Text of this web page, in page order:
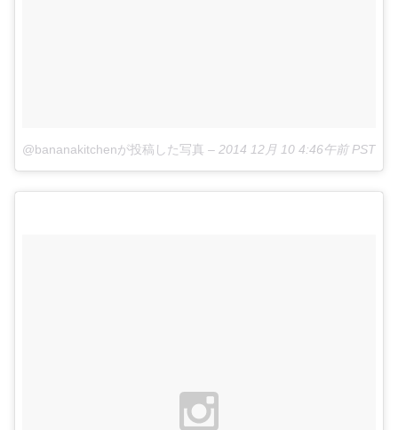
@bananakitchenが投稿した写真 – 2014 12月 10 4:46午前 PST